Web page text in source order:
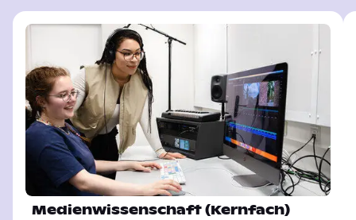
Medienwissenschaft (Kernfach)